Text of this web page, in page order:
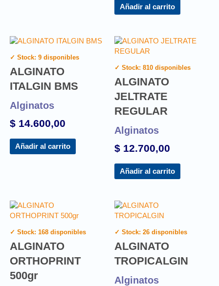
Añadir al carrito
✓ Stock: 9 disponibles
ALGINATO
ITALGIN BMS
Alginatos
$ 14.600,00
Añadir al carrito
✓ Stock: 810 disponibles
ALGINATO
JELTRATE
REGULAR
Alginatos
$ 12.700,00
Añadir al carrito
✓ Stock: 168 disponibles
ALGINATO
ORTHOPRINT
500gr
✓ Stock: 26 disponibles
ALGINATO
TROPICALGIN
Alginatos